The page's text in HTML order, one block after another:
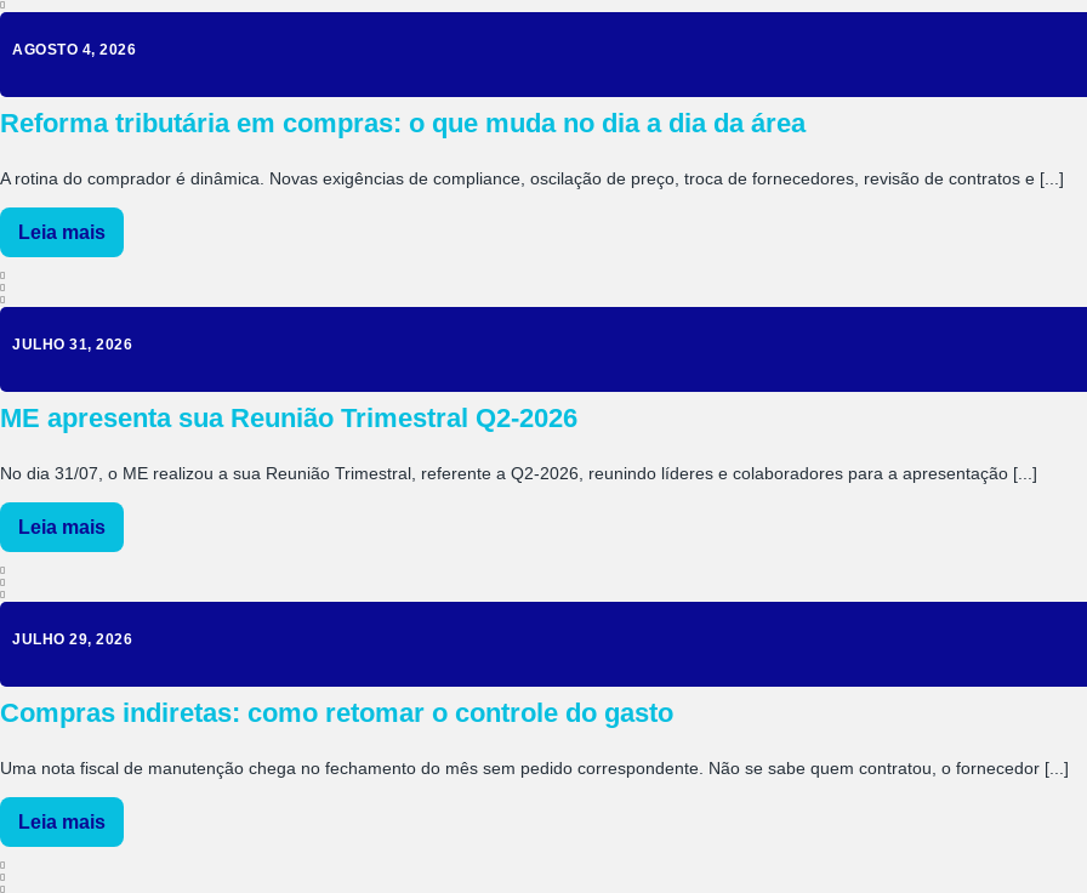
AGOSTO 4, 2026
Reforma tributária em compras: o que muda no dia a dia da área
A rotina do comprador é dinâmica. Novas exigências de compliance, oscilação de preço, troca de fornecedores, revisão de contratos e [...]
Leia mais
JULHO 31, 2026
ME apresenta sua Reunião Trimestral Q2-2026
No dia 31/07, o ME realizou a sua Reunião Trimestral, referente a Q2-2026, reunindo líderes e colaboradores para a apresentação [...]
Leia mais
JULHO 29, 2026
Compras indiretas: como retomar o controle do gasto
Uma nota fiscal de manutenção chega no fechamento do mês sem pedido correspondente. Não se sabe quem contratou, o fornecedor [...]
Leia mais